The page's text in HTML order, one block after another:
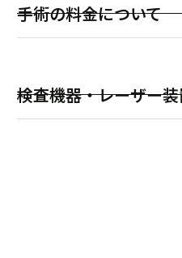
手術の料金について
検査機器・レーザー